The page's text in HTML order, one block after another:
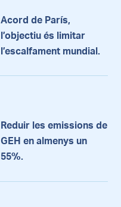
Acord de París,
l’objectiu és limitar
l’escalfament mundial.
Reduir les emissions de
GEH en almenys un
55%.